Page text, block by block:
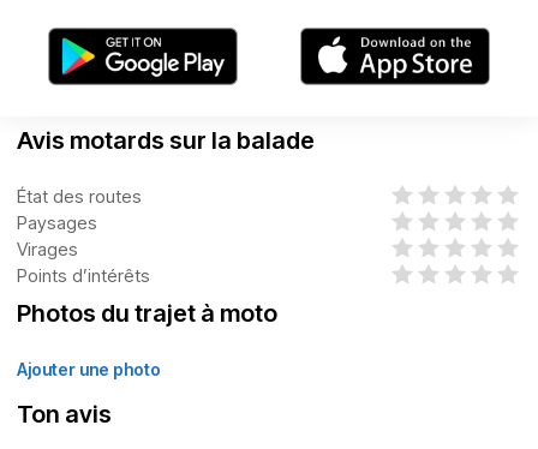
Avis motards sur la balade
État des routes
Paysages
Virages
Points d’intérêts
Photos du trajet à moto
Ajouter une photo
Ton avis